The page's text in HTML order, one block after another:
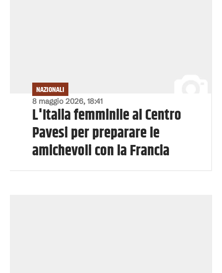
8 maggio 2026, 18:41
NAZIONALI
L'Italia femminile al Centro
Pavesi per preparare le
amichevoli con la Francia